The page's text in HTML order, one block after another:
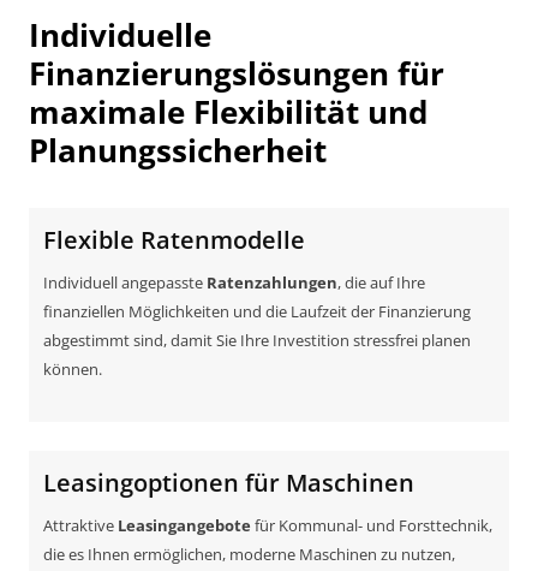
Individuelle
Finanzierungslösungen für
maximale Flexibilität und
Planungssicherheit
Flexible Ratenmodelle
Individuell angepasste Ratenzahlungen, die auf Ihre
finanziellen Möglichkeiten und die Laufzeit der Finanzierung
abgestimmt sind, damit Sie Ihre Investition stressfrei planen
können.
Leasingoptionen für Maschinen
Attraktive Leasingangebote für Kommunal- und Forsttechnik,
die es Ihnen ermöglichen, moderne Maschinen zu nutzen,